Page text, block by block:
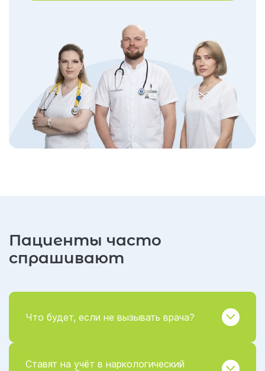
Пациенты часто
спрашивают
Что будет, если не вызывать врача?
Ставят на учёт в наркологический